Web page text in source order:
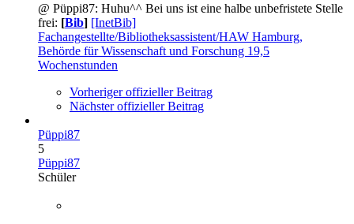
@ Püppi87: Huhu^^ Bei uns ist eine halbe unbefristete Stelle
frei: [Bib] [InetBib]
Fachangestellte/Bibliotheksassistent/HAW Hamburg,
Behörde für Wissenschaft und Forschung 19,5
Wochenstunden
Vorheriger offizieller Beitrag
Nächster offizieller Beitrag
Püppi87
5
Püppi87
Schüler